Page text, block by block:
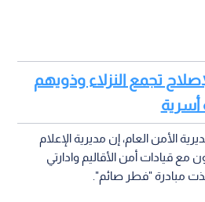
تجمع النزلاء وذويهم
أسرية
الأمن العام، إن مديرية الإعلام
مع قيادات أمن الأقاليم وادارتي
مبادرة "فطر صائم".